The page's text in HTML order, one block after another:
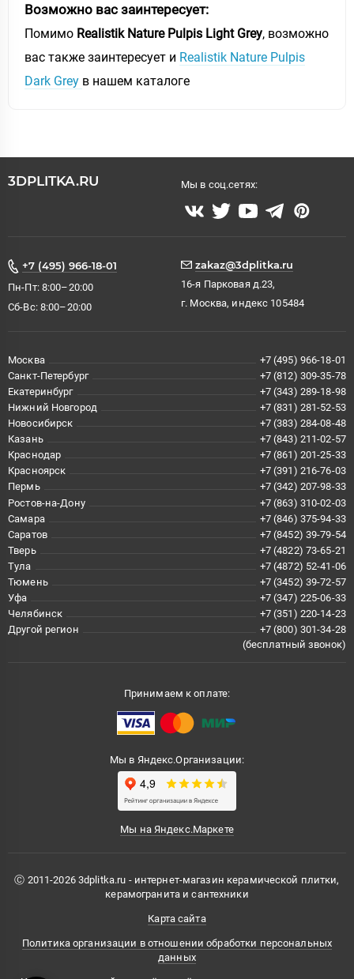
Возможно вас заинтересует:
Помимо Realistik Nature Pulpis Light Grey, возможно
вас также заинтересует и Realistik Nature Pulpis
Dark Grey в нашем каталоге
3DPLITKA.RU Мы в соц.сетях:
+7 (495) 966-18-01
Пн-Пт: 8:00–20:00
Сб-Вс: 8:00–20:00
zakaz@3dplitka.ru
16-я Парковая д.23,
г. Москва, индекс 105484
Москва
+7 (495) 966-18-01
Санкт-Петербург
+7 (812) 309-35-78
Екатеринбург
+7 (343) 289-18-98
Нижний Новгород
+7 (831) 281-52-53
Новосибирск
+7 (383) 284-08-48
Казань
+7 (843) 211-02-57
Краснодар
+7 (861) 201-25-33
Красноярск
+7 (391) 216-76-03
Пермь
+7 (342) 207-98-33
Ростов-на-Дону
+7 (863) 310-02-03
Самара
+7 (846) 375-94-33
Саратов
+7 (8452) 39-79-54
Тверь
+7 (4822) 73-65-21
Тула
+7 (4872) 52-41-06
Тюмень
+7 (3452) 39-72-57
Уфа
+7 (347) 225-06-33
Челябинск
+7 (351) 220-14-23
Другой регион
+7 (800) 301-34-28
(бесплатный звонок)
Принимаем к оплате:
Мы в Яндекс.Организации:
Мы на Яндекс.Маркете
Ⓒ 2011-2026 3dplitka.ru - интернет-магазин керамической плитки,
керамогранита и сантехники
Карта сайта
Политика организации в отношении обработки персональных
данных